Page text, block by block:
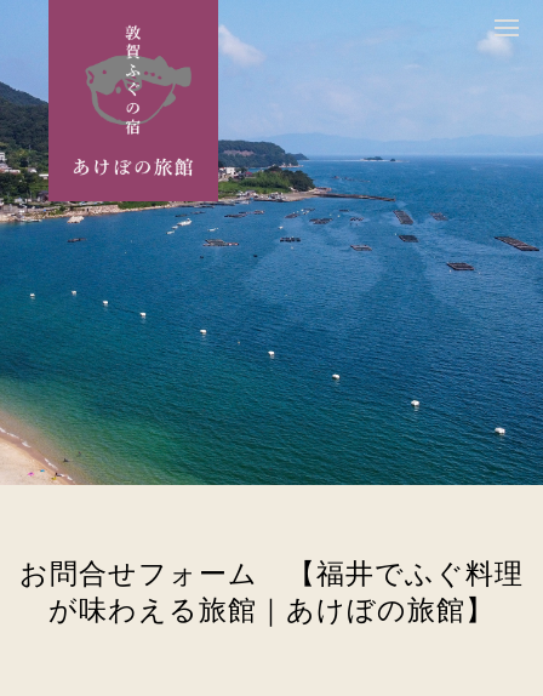
お問合せフォーム 【福井でふぐ料理
が味わえる旅館｜あけぼの旅館】